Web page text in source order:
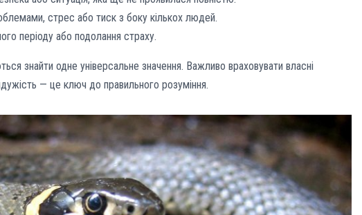
стрес або тиск з боку кількох людей.
періоду або подолання страху.
знайти одне універсальне значення. Важливо враховувати власні
— це ключ до правильного розуміння.